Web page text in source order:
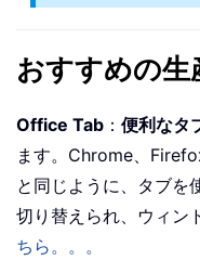
おすすめの
Office Tab ： 便利なタ
ます。Chrome、
と同じように、タブを
切り替えられ、ウィン
ちら。。。